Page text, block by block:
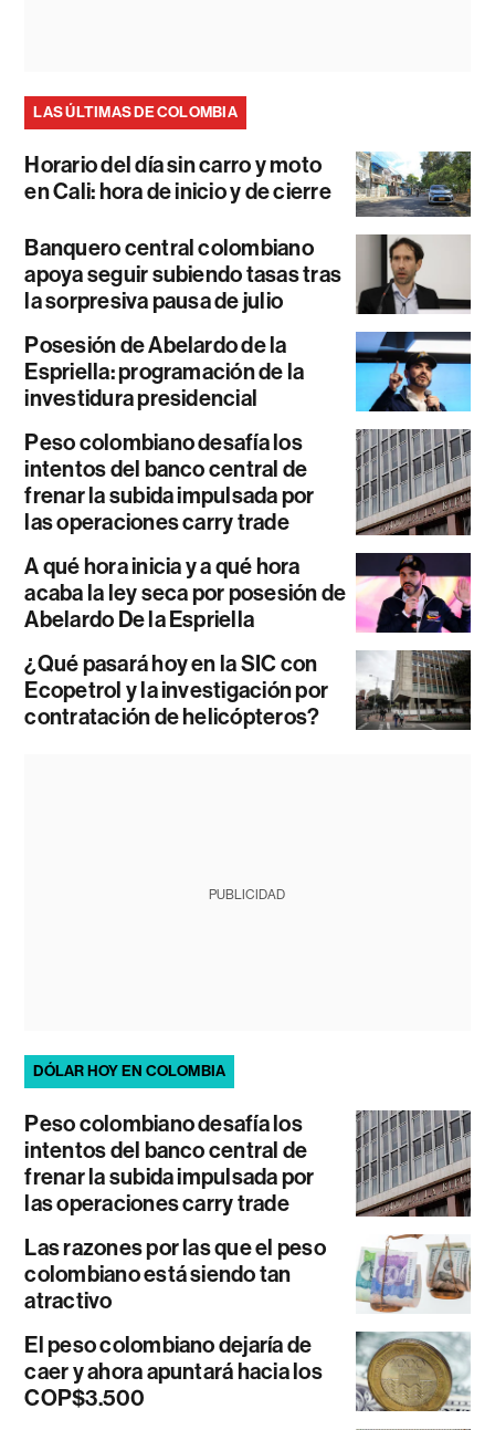
LAS ÚLTIMAS DE COLOMBIA
Horario del día sin carro y moto
en Cali: hora de inicio y de cierre
Banquero central colombiano
apoya seguir subiendo tasas tras
la sorpresiva pausa de julio
Posesión de Abelardo de la
Espriella: programación de la
investidura presidencial
Peso colombiano desafía los
intentos del banco central de
frenar la subida impulsada por
las operaciones carry trade
A qué hora inicia y a qué hora
acaba la ley seca por posesión de
Abelardo De la Espriella
¿Qué pasará hoy en la SIC con
Ecopetrol y la investigación por
contratación de helicópteros?
PUBLICIDAD
DÓLAR HOY EN COLOMBIA
Peso colombiano desafía los
intentos del banco central de
frenar la subida impulsada por
las operaciones carry trade
Las razones por las que el peso
colombiano está siendo tan
atractivo
El peso colombiano dejaría de
caer y ahora apuntará hacia los
COP$3.500